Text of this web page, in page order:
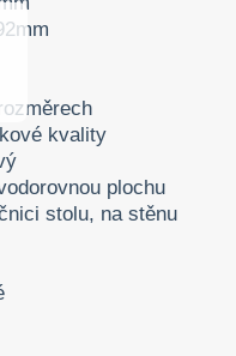
kvality
plochu
stolu, na stěnu